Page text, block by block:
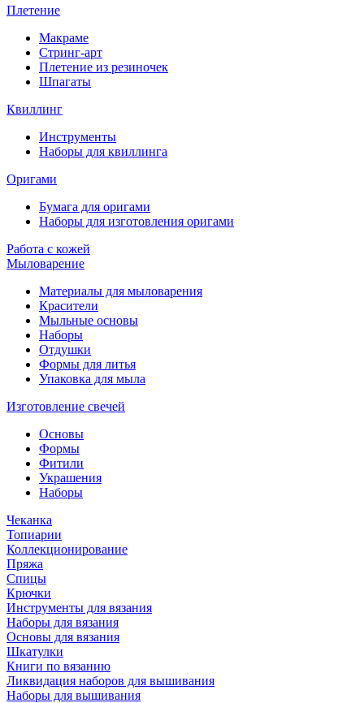
Плетение
Макраме
Стринг-арт
Плетение из резиночек
Шпагаты
Квиллинг
Инструменты
Наборы для квиллинга
Оригами
Бумага для оригами
Наборы для изготовления оригами
Работа с кожей
Мыловарение
Материалы для мыловарения
Красители
Мыльные основы
Наборы
Отдушки
Формы для литья
Упаковка для мыла
Изготовление свечей
Основы
Формы
Фитили
Украшения
Наборы
Чеканка
Топиарии
Коллекционирование
Пряжа
Спицы
Крючки
Инструменты для вязания
Наборы для вязания
Основы для вязания
Шкатулки
Книги по вязанию
Ликвидация наборов для вышивания
Наборы для вышивания